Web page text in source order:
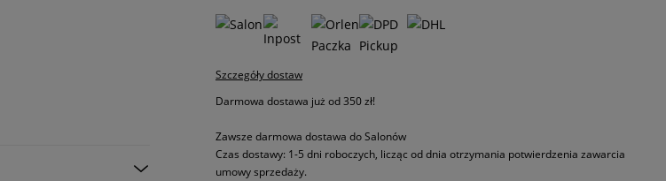
Szczegóły dostaw
Darmowa dostawa już od 350 zł!
Zawsze darmowa dostawa do Salonów
Czas dostawy: 1-5 dni roboczych, licząc od dnia otrzymania potwierdzenia zawarcia
umowy sprzedaży.